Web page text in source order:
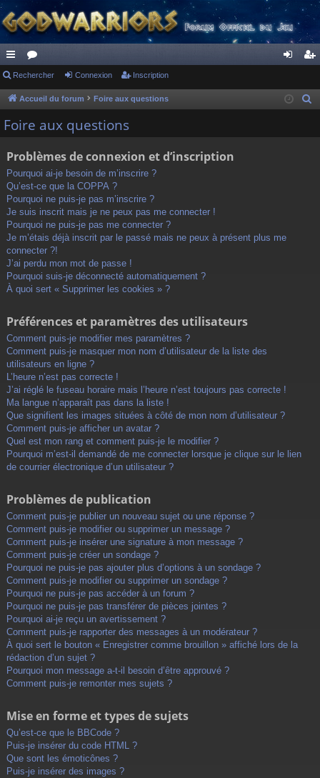
ac
co
ur
s
or
u ne cri
Rechercher Connexion Inscription
Accueil du forum Foire aux questions
Foire aux questions
Problèmes de connexion et d’inscription
Pourquoi ai-je besoin de m’inscrire ?
Qu’est-ce que la COPPA ?
Pourquoi ne puis-je pas m’inscrire ?
Je suis inscrit mais je ne peux pas me connecter !
Pourquoi ne puis-je pas me connecter ?
Je m’étais déjà inscrit par le passé mais ne peux à présent plus me
connecter ?!
J’ai perdu mon mot de passe !
Pourquoi suis-je déconnecté automatiquement ?
À quoi sert « Supprimer les cookies » ?
Préférences et paramètres des utilisateurs
Comment puis-je modifier mes paramètres ?
Comment puis-je masquer mon nom d’utilisateur de la liste des
utilisateurs en ligne ?
L’heure n’est pas correcte !
J’ai réglé le fuseau horaire mais l’heure n’est toujours pas correcte !
Ma langue n’apparaît pas dans la liste !
Que signifient les images situées à côté de mon nom d’utilisateur ?
Comment puis-je afficher un avatar ?
Quel est mon rang et comment puis-je le modifier ?
Pourquoi m’est-il demandé de me connecter lorsque je clique sur le lien
de courrier électronique d’un utilisateur ?
Problèmes de publication
Comment puis-je publier un nouveau sujet ou une réponse ?
Comment puis-je modifier ou supprimer un message ?
Comment puis-je insérer une signature à mon message ?
Comment puis-je créer un sondage ?
Pourquoi ne puis-je pas ajouter plus d’options à un sondage ?
Comment puis-je modifier ou supprimer un sondage ?
Pourquoi ne puis-je pas accéder à un forum ?
Pourquoi ne puis-je pas transférer de pièces jointes ?
Pourquoi ai-je reçu un avertissement ?
Comment puis-je rapporter des messages à un modérateur ?
À quoi sert le bouton « Enregistrer comme brouillon » affiché lors de la
rédaction d’un sujet ?
Pourquoi mon message a-t-il besoin d’être approuvé ?
Comment puis-je remonter mes sujets ?
Mise en forme et types de sujets
Qu’est-ce que le BBCode ?
Puis-je insérer du code HTML ?
Que sont les émoticônes ?
Puis-je insérer des images ?